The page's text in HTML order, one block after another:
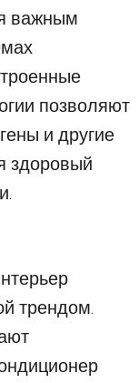
важным
позволяют
и другие
здоровый
трендом.